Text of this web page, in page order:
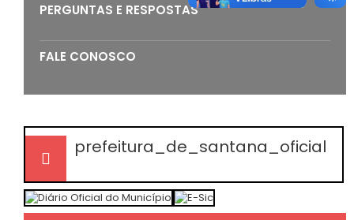
PERGUNTAS E RESPOSTAS
FALE CONOSCO
prefeitura_de_santana_oficial